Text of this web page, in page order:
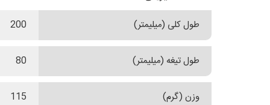
طول کلی (میلیمتر) 200
طول تیغه (میلیمتر) 80
وزن (گرم) 115